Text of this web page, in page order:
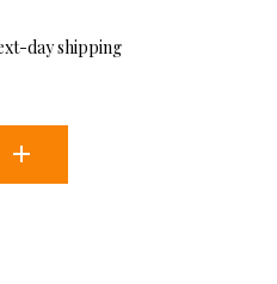
day shipping